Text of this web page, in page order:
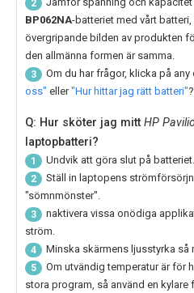
2
BP062NA-batteriet med vårt
övergripande bilden av produkten
den allmänna formen är samma.
3 Om du har frågor, klicka på
oss" eller"Hur hittar jag rätt batteri"?
Q: Hur sköter jag mitt HP
laptopbatteri?
1 Undvik att göra slut på batteriet.
2
Ställ in laptopens
"sömnmönster".
3
naktivera vissa onödiga
ström.
4 Minska skärmens ljusstyrka
5
Om utvändig temperatur är för
stora program, så använd en kylare